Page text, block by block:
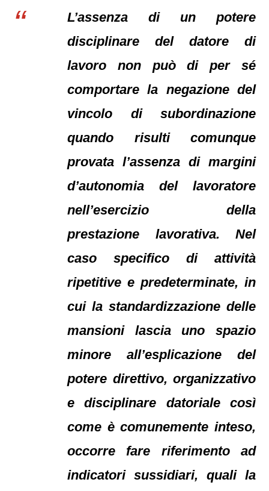
L’assenza di un potere
disciplinare del datore di
lavoro non può di per sé
comportare la negazione del
vincolo di subordinazione
quando risulti comunque
provata l’assenza di margini
d’autonomia del lavoratore
nell’esercizio della
prestazione lavorativa. Nel
caso specifico di attività
ripetitive e predeterminate, in
cui la standardizzazione delle
mansioni lascia uno spazio
minore all’esplicazione del
potere direttivo, organizzativo
e disciplinare datoriale così
come è comunemente inteso,
occorre fare riferimento ad
indicatori sussidiari, quali la